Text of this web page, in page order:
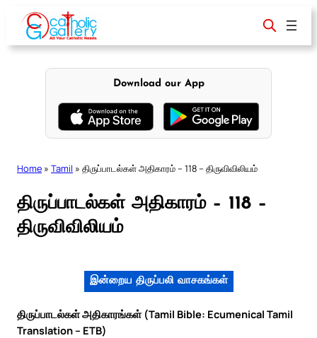
content
Download our App
Home » Tamil » திருப்பாடல்கள் அதிகாரம் – 118 – திருவிவிலியம்
திருப்பாடல்கள் அதிகாரம் – 118 –
திருவிவிலியம்
இன்றைய திருப்பலி வாசகங்கள்
திருப்பாடல்கள் அதிகாரங்கள் (Tamil Bible: Ecumenical Tamil
Translation – ETB)